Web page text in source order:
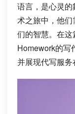
语言，是心灵
术之旅中，他
们的智慧。在
Homework的写
并展现代写服务